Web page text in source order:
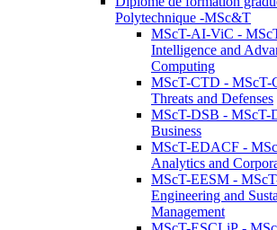
Polytechnique -MSc&T
MScT-AI-ViC -
Intelligence and
Computing
MScT-CTD - MScT-
Threats and Defenses
MScT-DSB - MScT-
Business
MScT-EDACF -
Analytics and
MScT-EESM -
Engineering and
Management